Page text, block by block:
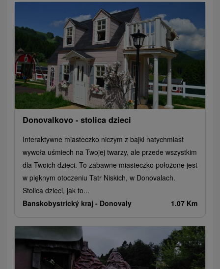
Parki miejskie i zamkowe
Loty widokowe i rejsy wycieczkowe
Tarcze
Jeziora, jeziora, zbiorniki wodne
Zabytki techniki
Pomniki
Wodospady
Kościoły drewniane Źródła Teatry
Jazda konna
Túry a turistické chodníky
Zamki Chaty górskie
Miejsca sakralne
Rafting, rafting, rafting
Obiekty architektoniczne
Ośrodek narciarski
Pola golfowe
Tory gokartowe
Amfiteatry i kina w przyrodzie
Szlaki winne
Cyklotrasy
Donovalkovo - stolica dzieci
Interaktywne miasteczko niczym z bajki natychmiast
wywoła uśmiech na Twojej twarzy, ale przede wszystkim
dla Twoich dzieci. To zabawne miasteczko położone jest
w pięknym otoczeniu Tatr Niskich, w Donovalach.
Stolica dzieci, jak to...
Banskobystrický kraj - Donovaly 1.07 Km